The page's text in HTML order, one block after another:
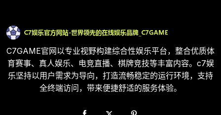
C7GAME官网以专业视野构建综合性娱乐平台，整合优质体
育赛事、真人娱乐、电竞直播、棋牌竞技等丰富内容。c7娱
乐坚持以用户需求为导向，打造流畅稳定的运行环境，支持
全终端访问，带来便捷舒适的服务体验。